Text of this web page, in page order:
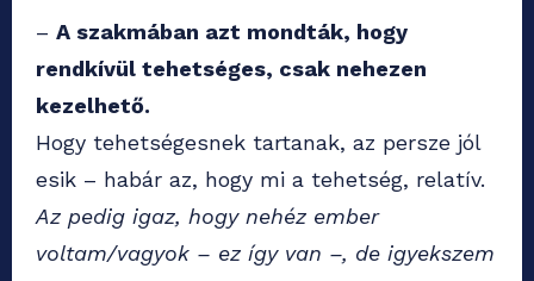
– A szakmában azt mondták, hogy
rendkívül tehetséges, csak nehezen
kezelhető.
Hogy tehetségesnek tartanak, az persze jól
esik – habár az, hogy mi a tehetség, relatív.
Az pedig igaz, hogy nehéz ember
voltam/vagyok – ez így van –, de igyekszem